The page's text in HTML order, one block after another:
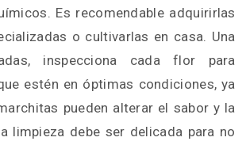
Es recomendable adquirirlas
o cultivarlas en casa. Una
inspecciona cada flor para
estén en óptimas condiciones, ya
pueden alterar el sabor y la
limpieza debe ser delicada para no